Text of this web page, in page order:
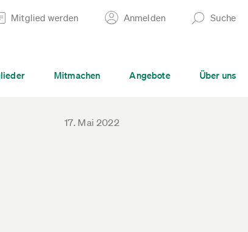
Mitglied werden Anmelden Suche
Mitmachen Angebote Über uns
17. Mai 2022